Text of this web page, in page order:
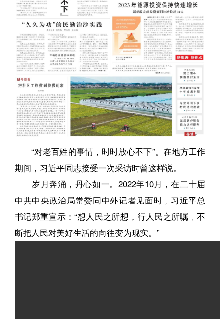
“对老百姓的事情，时时放心不下”。在地方工作
期间，习近平同志接受一次采访时曾这样说。
岁月奔涌，丹心如一。2022年10月，在二十届
中共中央政治局常委同中外记者见面时，习近平总
书记郑重宣示：“想人民之所想，行人民之所嘱，不
断把人民对美好生活的向往变为现实。”